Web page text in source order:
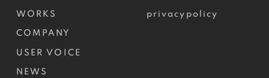
WORKS
COMPANY
USER VOICE
NEWS
privacypolicy